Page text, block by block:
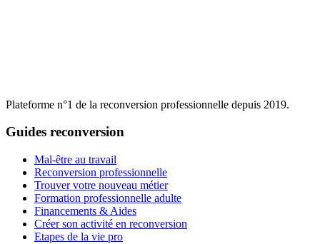
Plateforme n°1 de la reconversion professionnelle depuis 2019.
Guides reconversion
Mal-être au travail
Reconversion professionnelle
Trouver votre nouveau métier
Formation professionnelle adulte
Financements & Aides
Créer son activité en reconversion
Etapes de la vie pro